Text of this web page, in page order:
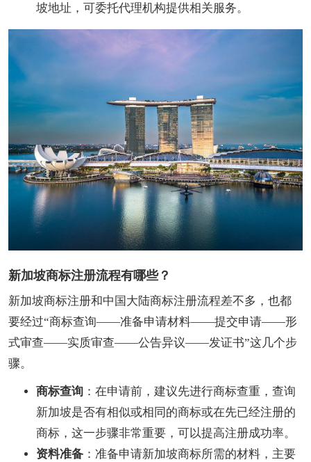
坡地址，可委托代理机构提供相关服务。
新加坡商标注册流程有哪些？
新加坡商标注册和中国大陆商标注册流程差不多，也都
要经过“商标查询——准备申请材料——提交申请——形
式审查——实质审查——公告异议——发证书”这几个步
骤。
商标查询 ：在申请前，建议先进行商标查重，查询
新加坡是否有相似或相同的商标或在先已经注册的
商标，这一步骤非常重要，可以提高注册成功率。
资料准备 ：准备申请新加坡商标所需的材料，主要